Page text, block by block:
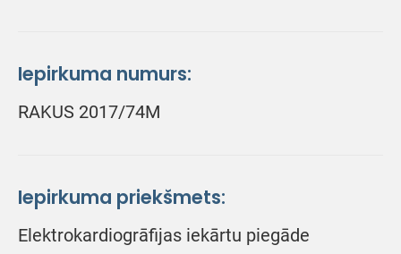
Iepirkuma numurs:
RAKUS 2017/74M
Iepirkuma priekšmets:
Elektrokardiogrāfijas iekārtu piegāde